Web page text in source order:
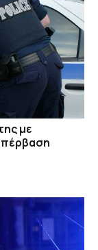
με